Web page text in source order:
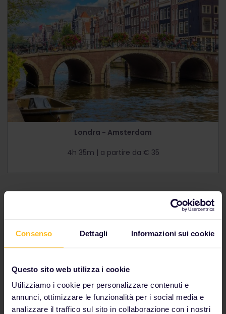
Consenso Dettagli Informazioni sui cookie
Questo sito web utilizza i cookie
Utilizziamo i cookie per personalizzare contenuti e
annunci, ottimizzare le funzionalità per i social media e
analizzare il traffico sul sito in collaborazione con i nostri
Londra - Amsterdam
4h 35m | a partire da € 35